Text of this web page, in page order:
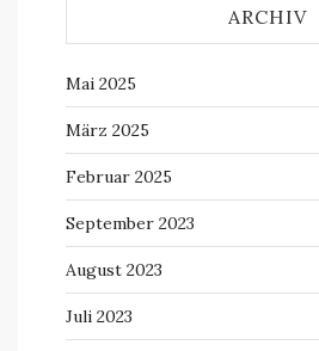
ARCHIV
Mai 2025
März 2025
Februar 2025
September 2023
August 2023
Juli 2023